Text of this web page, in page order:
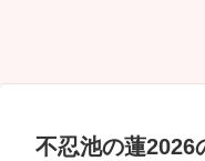
不忍池の蓮2026